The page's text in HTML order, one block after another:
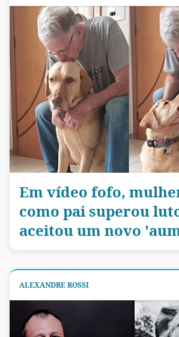
Em vídeo fofo,
como pai superou
aceitou um novo
ALEXANDRE ROSSI